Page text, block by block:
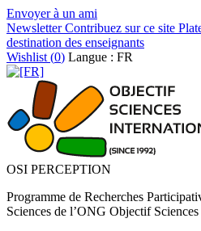
Envoyer à un ami
NewsletterContribuez sur ce site
destination des enseignants
Wishlist (0) Langue : FR
OSI PERCEPTION
Programme de Recherches
Sciences de l’ONG Objectif